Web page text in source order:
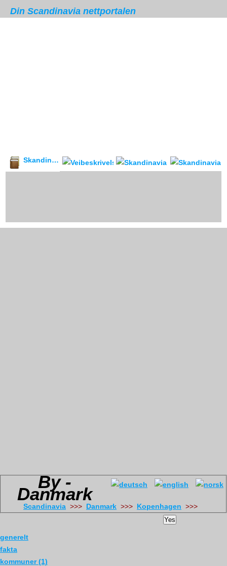
Din Scandinavia nettportalen
Skandinavia leksikon Veibeskrivelse forum &
By -
Danmark
Scandinavia >>> Danmark >>> Kopenhagen
generelt
fakta
kommuner (1)
Yes